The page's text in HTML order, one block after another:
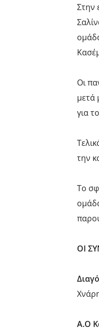
Στην
Οι
μετά
για
την
Το
ΟΙ
Α.Ο